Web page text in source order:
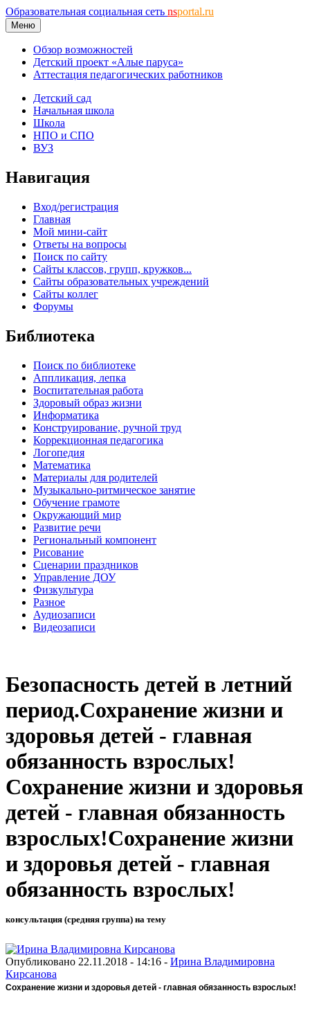
Образовательная социальная сеть nsportal.ru
Меню
Обзор возможностей
Детский проект «Алые паруса»
Аттестация педагогических работников
Детский сад
Начальная школа
Школа
НПО и СПО
ВУЗ
Навигация
Вход/регистрация
Главная
Мой мини-сайт
Ответы на вопросы
Поиск по сайту
Сайты классов, групп, кружков...
Сайты образовательных учреждений
Сайты коллег
Форумы
Библиотека
Поиск по библиотеке
Аппликация, лепка
Воспитательная работа
Здоровый образ жизни
Информатика
Конструирование, ручной труд
Коррекционная педагогика
Логопедия
Математика
Материалы для родителей
Музыкально-ритмическое занятие
Обучение грамоте
Окружающий мир
Развитие речи
Региональный компонент
Рисование
Сценарии праздников
Управление ДОУ
Физкультура
Разное
Аудиозаписи
Видеозаписи
Безопасность детей в летний
период.Сохранение жизни и
здоровья детей - главная
обязанность взрослых!
Сохранение жизни и здоровья
детей - главная обязанность
взрослых!Сохранение жизни
и здоровья детей - главная
обязанность взрослых!
консультация (средняя группа) на тему
Опубликовано 22.11.2018 - 14:16 - Ирина Владимировна
Кирсанова
Сохранение жизни и здоровья детей - главная обязанность взрослых!